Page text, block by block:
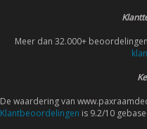
Meer dan 32.000+
De waardering van
Klantbeoordelingen is 9.2/10